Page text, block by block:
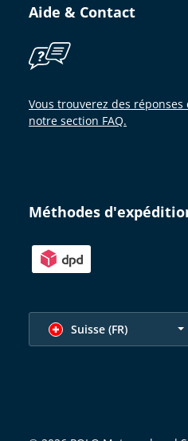
Aide & Contact
Vous trouverez des réponses
notre section FAQ.
Méthodes
Choisir la langue
Suisse (FR)